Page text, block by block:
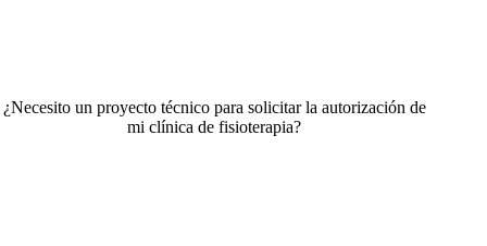
¿Necesito un proyecto técnico para solicitar la autorización de
mi clínica de fisioterapia?